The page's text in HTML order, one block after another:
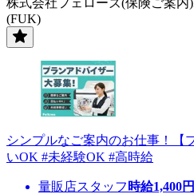
(FUK)
シンプルなご案内のお仕事！【
いOK #未経験OK #高時給
量販店スタッフ 時給1,400